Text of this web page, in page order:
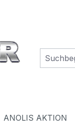
ANOLIS AKTION